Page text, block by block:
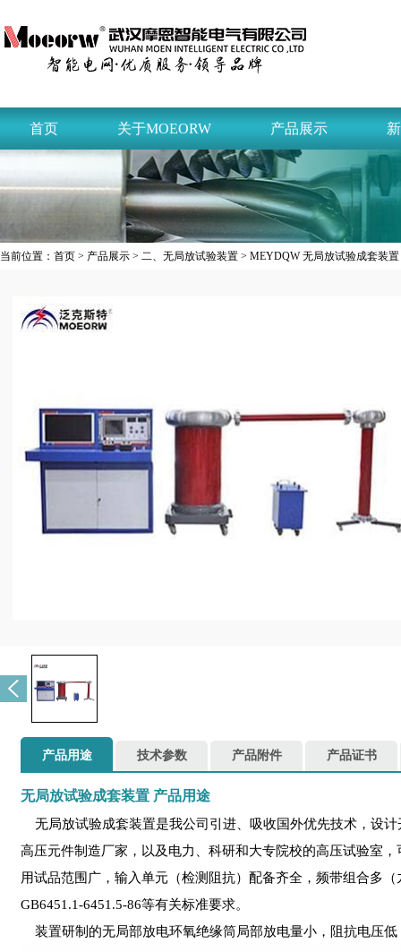
首页 关于MOEORW 产品展示
当前位置： 首页 > 产品展示 > 二、无局放试验装置 > MEYDQW 无局放试验成套装置
产品用途 技术参数 产品附件 产品证书
无局放试验成套装置 产品用途
无局放试验成套装置是我公司引进、吸收国外优先技术，设
高压元件制造厂家，以及电力、科研和大专院校的高压试验室
用试品范围广，输入单元（检测阻抗）配备齐全，频带组合多
GB6451.1-6451.5-86等有关标准要求。
装置研制的无局部放电环氧绝缘筒局部放电量小，阻抗电压